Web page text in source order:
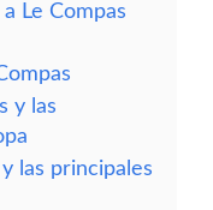
Le Compas
y las
las principales